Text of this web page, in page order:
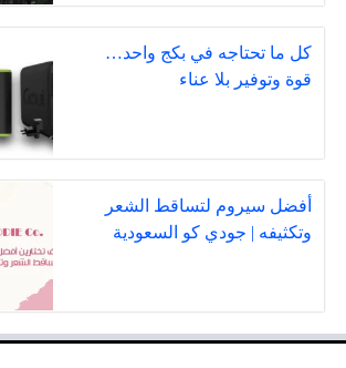
كل ما تحتاجه في بكج واحد…
قوة وتوفير بلا عناء
أفضل سيروم لتساقط الشعر
وتكثيفه | جودي كو السعودية